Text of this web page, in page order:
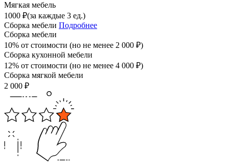
Мягкая мебель
1000 ₽(за каждые 3 ед.)
Сборка мебели Подробнее
Сборка мебели
10% от стоимости (но не менее 2 000 ₽)
Сборка кухонной мебели
12% от стоимости (но не менее 4 000 ₽)
Сборка мягкой мебели
2 000 ₽